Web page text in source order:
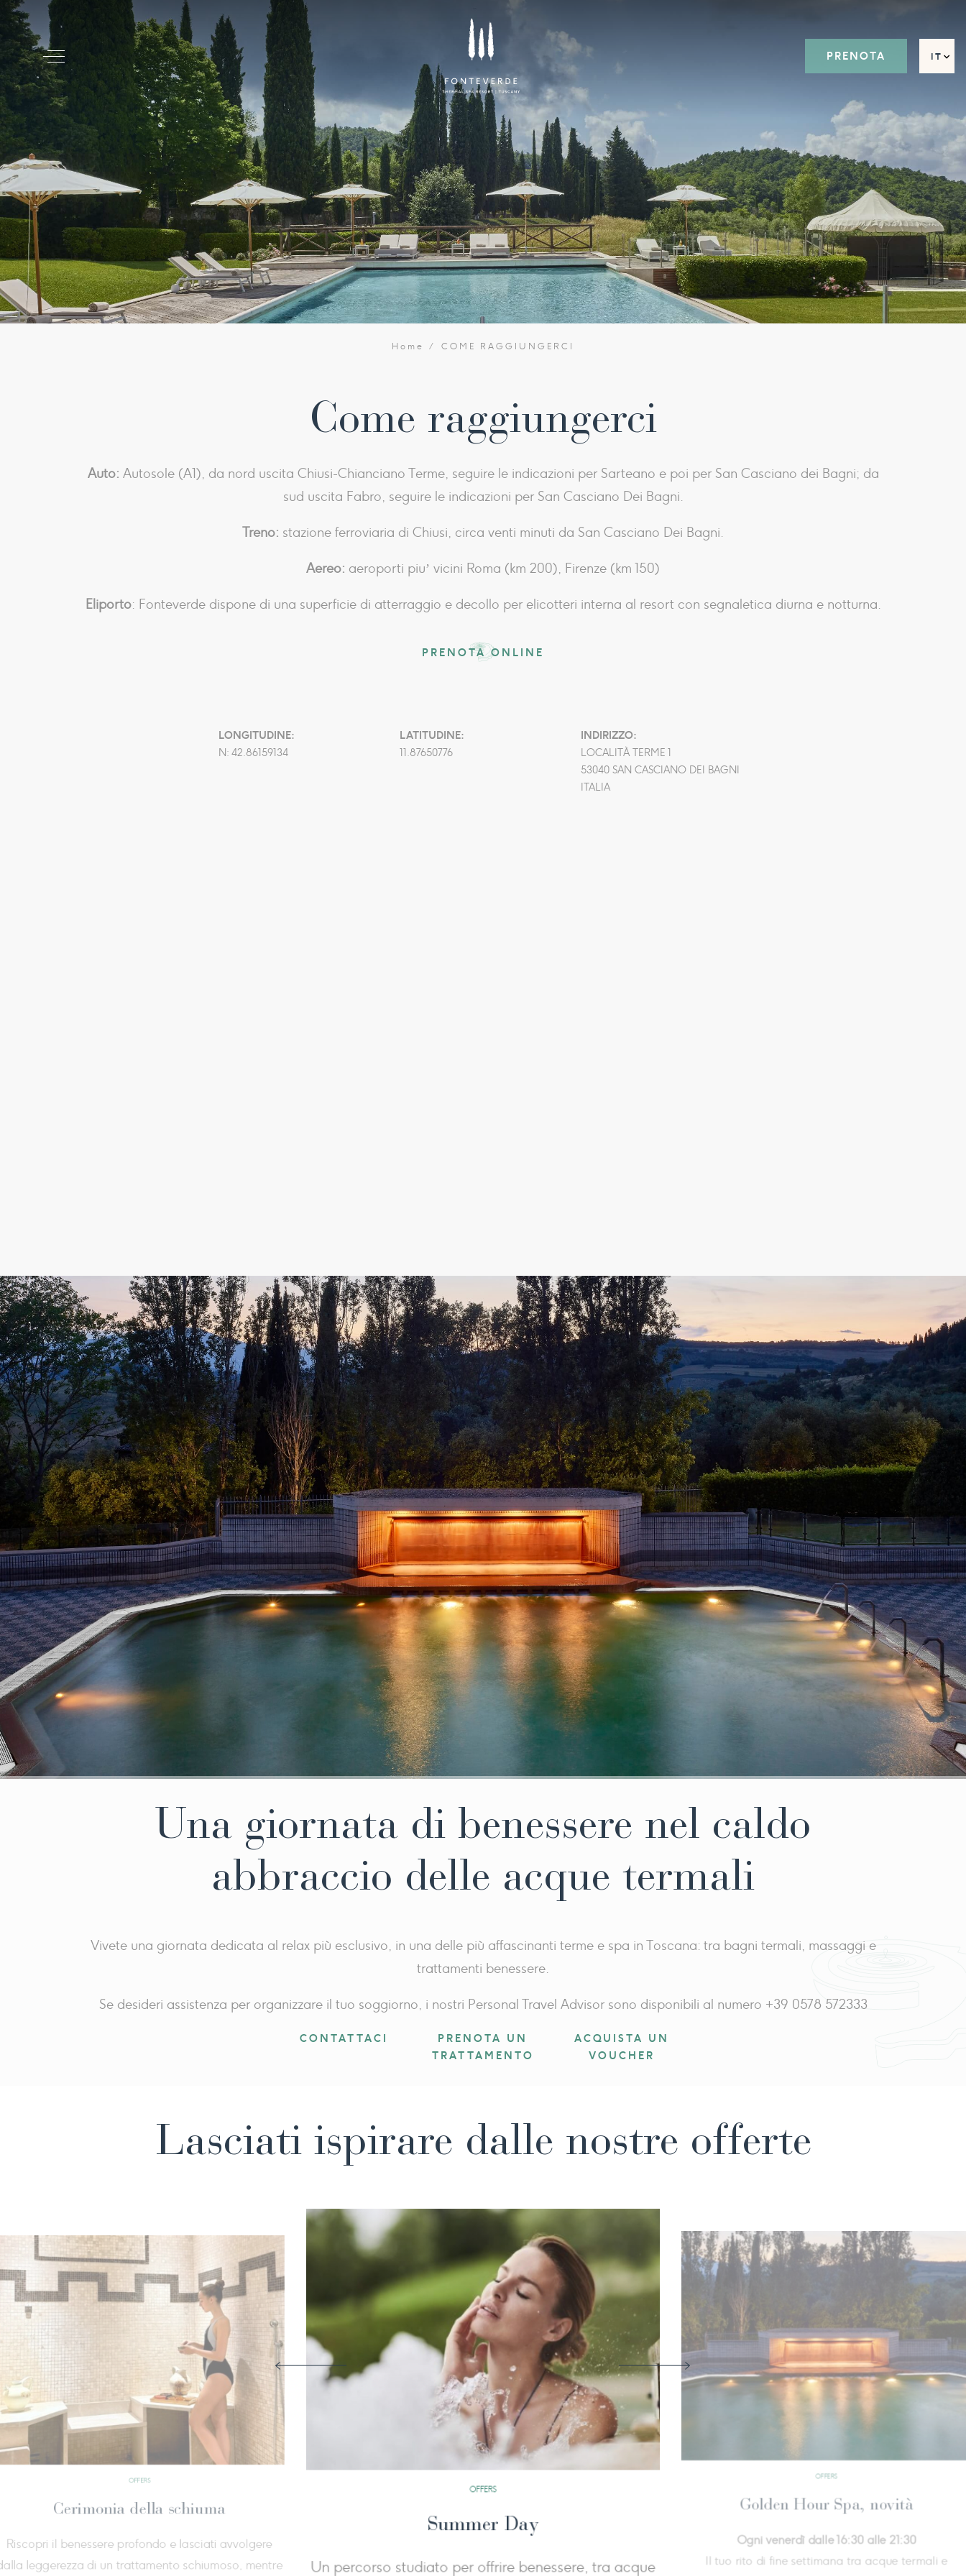
PRENOTA IT
Home COME RAGGIUNGERCI
Come raggiungerci
Auto: Autosole (A1), da nord uscita Chiusi-Chianciano Terme, seguire le indicazioni per Sarteano e poi per San Casciano dei Bagni; da
sud uscita Fabro, seguire le indicazioni per San Casciano Dei Bagni.
Treno: stazione ferroviaria di Chiusi, circa venti minuti da San Casciano Dei Bagni.
Aereo: aeroporti piu’ vicini Roma (km 200), Firenze (km 150)
Eliporto: Fonteverde dispone di una superficie di atterraggio e decollo per elicotteri interna al resort con segnaletica diurna e notturna.
PRENOTA ONLINE
LONGITUDINE:
N: 42.86159134
LATITUDINE:
11.87650776
INDIRIZZO:
LOCALITÀ TERME 1
53040 SAN CASCIANO DEI BAGNI
ITALIA
Una giornata di benessere nel caldo
abbraccio delle acque termali
Vivete una giornata dedicata al relax più esclusivo, in una delle più affascinanti terme e spa in Toscana: tra bagni termali, massaggi e
trattamenti benessere.
Se desideri assistenza per organizzare il tuo soggiorno, i nostri Personal Travel Advisor sono disponibili al numero +39 0578 572333
CONTATTACI
PRENOTA UN
TRATTAMENTO
ACQUISTA UN
VOUCHER
Lasciati ispirare dalle nostre offerte
Check up sindrome metabolica
Il Check Up Sindrome Metabolica ti aiuta a capire
cos’è, come riconoscerla e come intervenire subito,
Sparty Night
Sabato 26 settembre dalle 20:00 a mezzanotte
Cerimonia della schiuma
Riscopri il benessere profondo e lasciati
dalla leggerezza di un trattamento